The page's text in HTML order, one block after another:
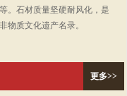
。石材质量坚硬耐风化，是
物质文化遗产名录。
更多>>